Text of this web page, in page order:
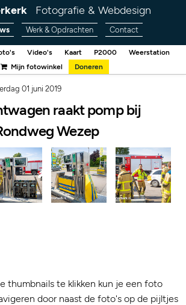
Fotografie & Webdesign
Werk & Opdrachten Contact
Video's Kaart P2000
Weerstation
Mijn fotowinkel
Doneren
01 juni 2019
raakt pomp bij
Wezep
thumbnails te klikken kun je een foto
door naast de foto's op de pijltjes